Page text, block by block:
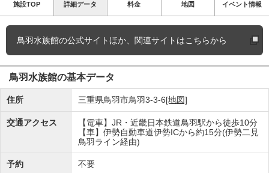
施設TOP 詳細データ 料金 地図 イベント情報
鳥羽水族館の公式サイトほか、関連サイトはこちらから
鳥羽水族館の基本データ
住所 三重県鳥羽市鳥羽3-3-6[地図]
交通アクセス
【電車】JR・近畿日本鉄道鳥羽駅から徒歩10分
【車】伊勢自動車道伊勢ICから約15分(伊勢二見
鳥羽ライン経由)
予約 不要